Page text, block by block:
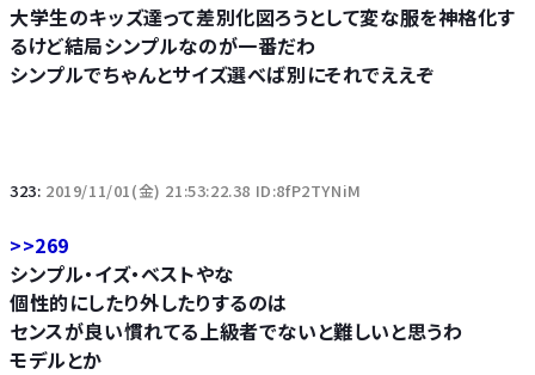
大学生のキッズ達って差別化図ろうとして変な服を神格化す
るけど結局シンプルなのが一番だわ
シンプルでちゃんとサイズ選べば別にそれでええぞ
323: 2019/11/01(金) 21:53:22.38 ID:8fP2TYNiM
>>269
シンプル・イズ・ベストやな
個性的にしたり外したりするのは
センスが良い慣れてる上級者でないと難しいと思うわ
モデルとか